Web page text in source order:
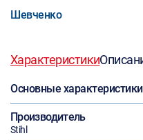
Шевченко
Характеристики
Основные характеристики
Производитель
Stihl